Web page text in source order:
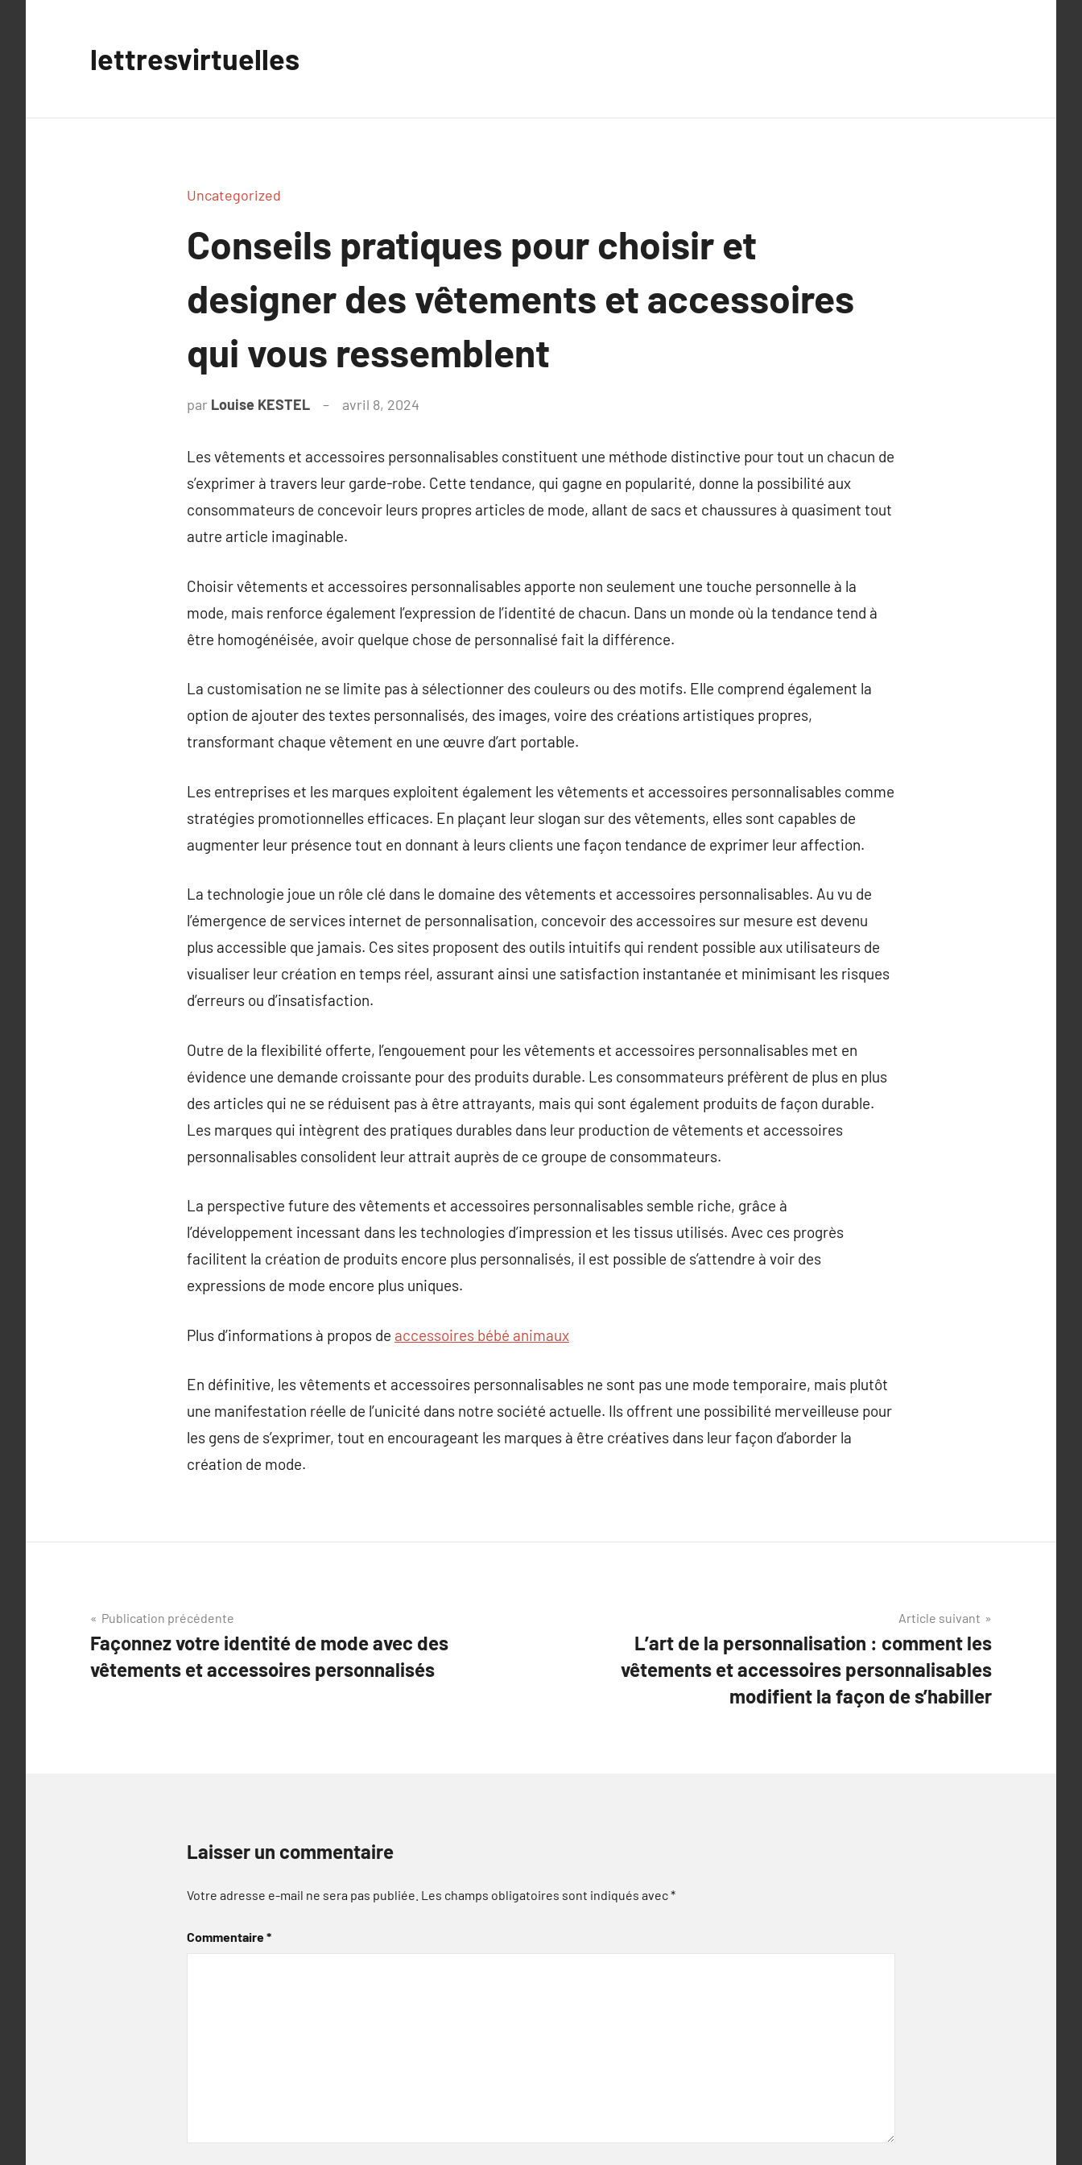
lettresvirtuelles
Uncategorized
Conseils pratiques pour choisir et
designer des vêtements et accessoires
qui vous ressemblent
par Louise KESTEL avril 8, 2024
Les vêtements et accessoires personnalisables constituent une méthode distinctive pour tout un chacun de
s’exprimer à travers leur garde-robe. Cette tendance, qui gagne en popularité, donne la possibilité aux
consommateurs de concevoir leurs propres articles de mode, allant de sacs et chaussures à quasiment tout
autre article imaginable.
Choisir vêtements et accessoires personnalisables apporte non seulement une touche personnelle à la
mode, mais renforce également l’expression de l’identité de chacun. Dans un monde où la tendance tend à
être homogénéisée, avoir quelque chose de personnalisé fait la différence.
La customisation ne se limite pas à sélectionner des couleurs ou des motifs. Elle comprend également la
option de ajouter des textes personnalisés, des images, voire des créations artistiques propres,
transformant chaque vêtement en une œuvre d’art portable.
Les entreprises et les marques exploitent également les vêtements et accessoires personnalisables comme
stratégies promotionnelles efficaces. En plaçant leur slogan sur des vêtements, elles sont capables de
augmenter leur présence tout en donnant à leurs clients une façon tendance de exprimer leur affection.
La technologie joue un rôle clé dans le domaine des vêtements et accessoires personnalisables. Au vu de
l’émergence de services internet de personnalisation, concevoir des accessoires sur mesure est devenu
plus accessible que jamais. Ces sites proposent des outils intuitifs qui rendent possible aux utilisateurs de
visualiser leur création en temps réel, assurant ainsi une satisfaction instantanée et minimisant les risques
d’erreurs ou d’insatisfaction.
Outre de la flexibilité offerte, l’engouement pour les vêtements et accessoires personnalisables met en
évidence une demande croissante pour des produits durable. Les consommateurs préfèrent de plus en plus
des articles qui ne se réduisent pas à être attrayants, mais qui sont également produits de façon durable.
Les marques qui intègrent des pratiques durables dans leur production de vêtements et accessoires
personnalisables consolident leur attrait auprès de ce groupe de consommateurs.
La perspective future des vêtements et accessoires personnalisables semble riche, grâce à
l’développement incessant dans les technologies d’impression et les tissus utilisés. Avec ces progrès
facilitent la création de produits encore plus personnalisés, il est possible de s’attendre à voir des
expressions de mode encore plus uniques.
Plus d’informations à propos de accessoires bébé animaux
En définitive, les vêtements et accessoires personnalisables ne sont pas une mode temporaire, mais plutôt
une manifestation réelle de l’unicité dans notre société actuelle. Ils offrent une possibilité merveilleuse pour
les gens de s’exprimer, tout en encourageant les marques à être créatives dans leur façon d’aborder la
création de mode.
Navigation
de
l’article
Publication précédente
Façonnez votre identité de mode avec des
vêtements et accessoires personnalisés
Article suivant
L’art de la personnalisation : comment les
vêtements et accessoires personnalisables
modifient la façon de s’habiller
Laisser un commentaire
Votre adresse e-mail ne sera pas publiée. Les champs obligatoires sont indiqués avec*
Commentaire*